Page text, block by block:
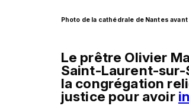
Photo de la cathédrale de Nantes
Le prêtre Olivier
Saint-Laurent-sur-
la congrégation
justice pour avoir